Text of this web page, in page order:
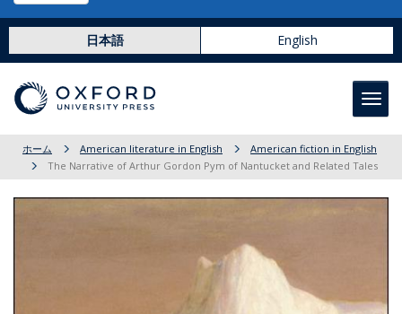
日本語 English
ホーム American literature in English
American fiction in English
The Narrative of Arthur Gordon Pym of Nantucket and Related Tales